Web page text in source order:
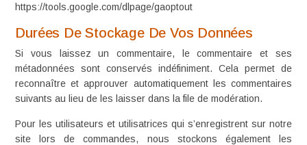
https://tools.google.com/dlpage/gaoptout
Durées De Stockage De Vos Données
Si vous laissez un commentaire, le commentaire et ses
métadonnées sont conservés indéfiniment. Cela permet de
reconnaître et approuver automatiquement les commentaires
suivants au lieu de les laisser dans la file de modération.
Pour les utilisateurs et utilisatrices qui s’enregistrent sur notre
site lors de commandes, nous stockons également les